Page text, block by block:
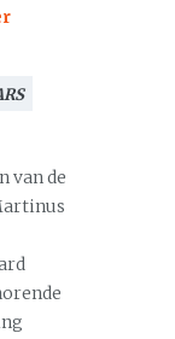
van de